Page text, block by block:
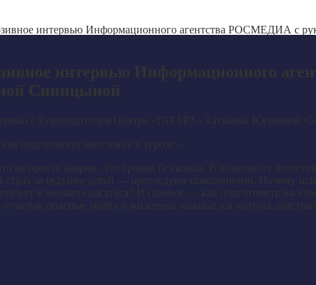
интервью Информационного агентства РОСМЕДИА с